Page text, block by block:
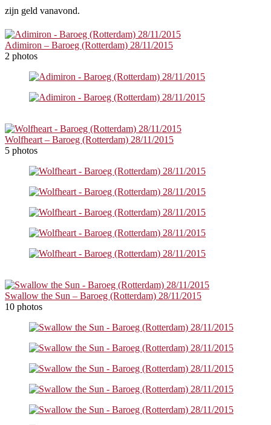
zijn geld vanavond.
Adimiron – Baroeg (Rotterdam) 28/11/2015
2 photos
Wolfheart – Baroeg (Rotterdam) 28/11/2015
5 photos
Swallow the Sun – Baroeg (Rotterdam) 28/11/2015
10 photos